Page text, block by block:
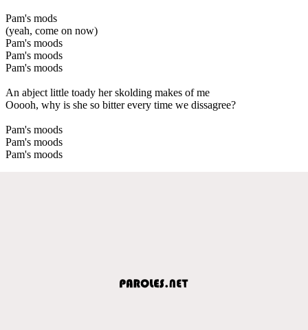
Pam's mods
(yeah, come on now)
Pam's moods
Pam's moods
Pam's moods
An abject little toady her skolding makes of me
Ooooh, why is she so bitter every time we dissagree?
Pam's moods
Pam's moods
Pam's moods